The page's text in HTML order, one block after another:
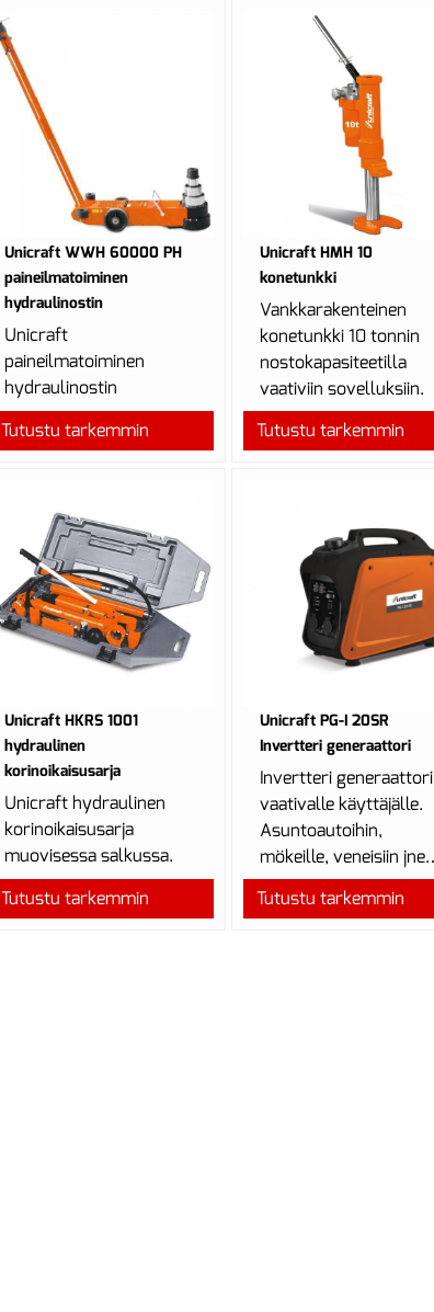
Unicraft WWH 60000 PH
paineilmatoiminen
hydraulinostin
Unicraft
paineilmatoiminen
hydraulinostin
hallittuihin, turvallisiin
nostoihin ja laskuihin,
Tutustu tarkemmin
Unicraft HMH 10
konetunkki
Vankkarakenteinen
konetunkki 10 tonnin
nostokapasiteetilla
vaativiin sovelluksiin.
Tutustu tarkemmin
Unicraft HKRS 1001
hydraulinen
korinoikaisusarja
Unicraft hydraulinen
korinoikaisusarja
muovisessa salkussa.
Tutustu tarkemmin
Unicraft PG-I 20SR
Invertteri generaattori
Invertteri generaattori
vaativalle käyttäjälle.
Asuntoautoihin,
mökeille, veneisiin jne.
Invertteri tekniikka
soveltuu m...
Tutustu tarkemmin